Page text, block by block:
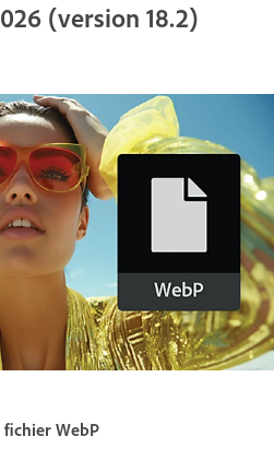
(version 18.2)
WebP